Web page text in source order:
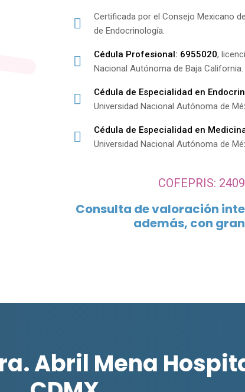
Certificada por el Consejo Mexicano
de Endocrinología.
Cédula Profesional: 6955020,
Nacional Autónoma de Baja California.
Cédula de Especialidad en
Universidad Nacional Autónoma de
Cédula de Especialidad en
Universidad Nacional Autónoma de
COFEPRIS:
Consulta de valoración
además, con
Abril Mena